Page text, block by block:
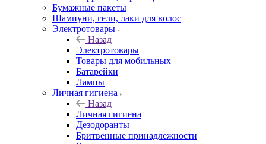
Бумажные пакеты
Шампуни, гели, лаки для волос
Электротовары
Назад
Электротовары
Товары для мобильных
Батарейки
Лампы
Личная гигиена
Назад
Личная гигиена
Дезодоранты
Бритвенные принадлежности